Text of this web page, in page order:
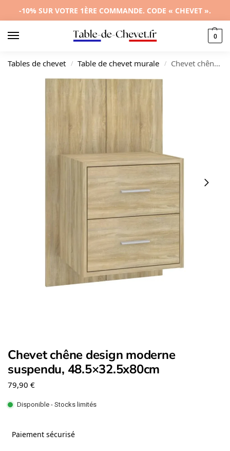
-10% SUR VOTRE 1ÈRE COMMANDE. CODE « CHEVET ».
0
Tables de chevet / Table de chevet murale / Chevet chêne design moderne suspendu, 48.5×32.5x80cm
Chevet chêne design moderne
suspendu, 48.5×32.5x80cm
79,90 €
Disponible - Stocks limités
Paiement sécurisé